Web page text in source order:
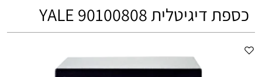
כספת ‏דיגיטלית 90100808 YALE